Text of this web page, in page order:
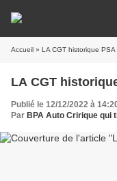
Accueil » LA CGT historique
LA CGT
Publié le 12/12/2022 à
Par BPA Auto Cririque qui